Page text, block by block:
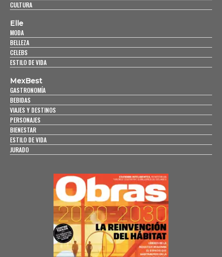
CULTURA
Elle
MODA
BELLEZA
CELEBS
ESTILO DE VIDA
MexBest
GASTRONOMÍA
BEBIDAS
VIAJES Y DESTINOS
PERSONAJES
BIENESTAR
ESTILO DE VIDA
JURADO